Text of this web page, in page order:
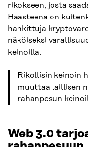
rikokseen, josta
Haasteena on
hankittuja
näköiseksi
keinoilla.
Rikollisin keinoin
muuttaa laillisen
rahanpesun
Web 3.0